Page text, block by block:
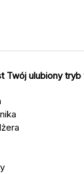
Twój ulubiony tryb